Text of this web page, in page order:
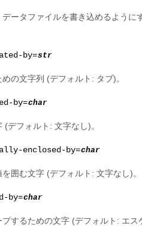
ータファイルを書き込めるように
by=str
の文字列 (デフォルト: タブ)。
by=char
デフォルト: 文字なし)。
enclosed-by=char
囲む文字 (デフォルト: 文字なし)。
by=char
するための文字 (デフォルト: エス